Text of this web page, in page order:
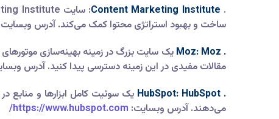
.
Content Marketing Institute
ساخت و بهبود استراتژی محتوا کمک می‌کند. آدرس
. Moz: Moz
مقالات مفیدی در این زمینه دسترسی پیدا کنید. آدرس
. HubSpot: HubSpot
یک سوئیت کامل ابزارها و منابع
می‌دهند. آدرس وبسایت: https://www.hubspot.com/